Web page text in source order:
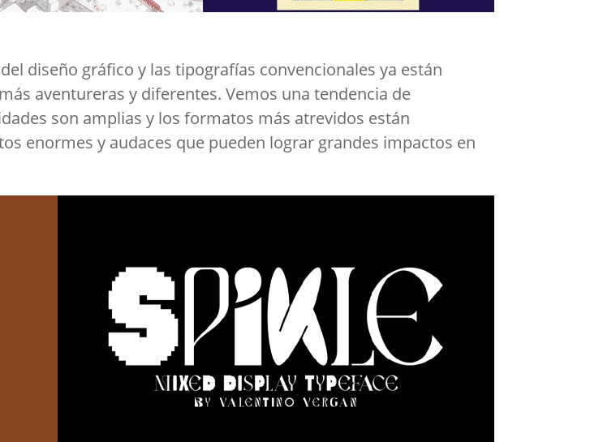
diseño gráfico y las tipografías convencionales ya están
aventureras y diferentes. Vemos una tendencia de
son amplias y los formatos más atrevidos están
enormes y audaces que pueden lograr grandes impactos en